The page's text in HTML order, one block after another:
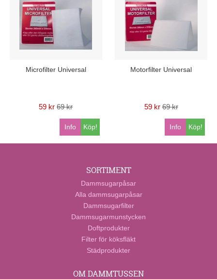
Microfilter Universal
59 kr 69 kr
Köp!
Info
Motorfilter Universal
59 kr 69 kr
Köp!
Info
SORTIMENT
Dammsugarpåsar
Alla dammsugarpåsar
Dammsugarfilter
Dammsugarmunstycken
Doftprodukter
Filter för köksfläkt
Städprodukter
OM DAMMTUSSEN